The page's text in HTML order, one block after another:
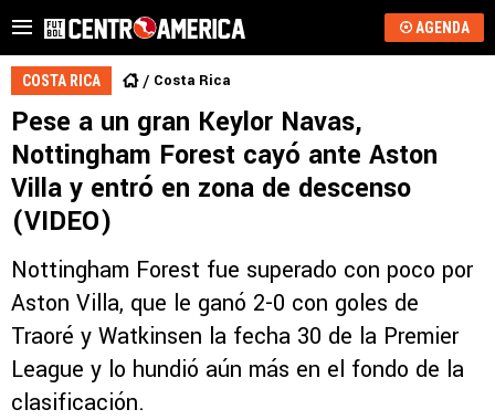
AGENDA
COSTA RICA Costa Rica
Pese a un gran Keylor Navas,
Nottingham Forest cayó ante Aston
Villa y entró en zona de descenso
(VIDEO)
Nottingham Forest fue superado con poco por
Aston Villa, que le ganó 2-0 con goles de
Traoré y Watkinsen la fecha 30 de la Premier
League y lo hundió aún más en el fondo de la
clasificación.